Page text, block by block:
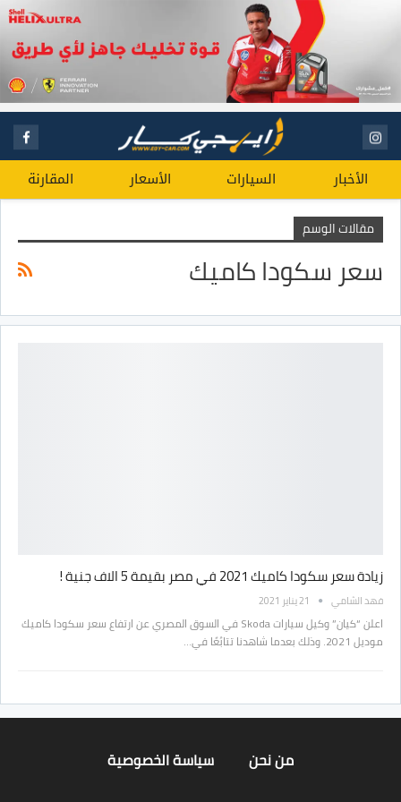
الأخبار السيارات الأسعار المقارنة
مقالات الوسم
سعر سكودا كاميك
زيادة سعر سكودا كاميك 2021 في مصر بقيمة 5 الاف جنية !
فهد الشامي 21 يناير 2021
اعلن “كيان” وكيل سيارات Skoda في السوق المصري عن ارتفاع سعر سكودا كاميك
موديل 2021. وذلك بعدما شاهدنا تتابُعًا في…
من نحن سياسة الخصوصية